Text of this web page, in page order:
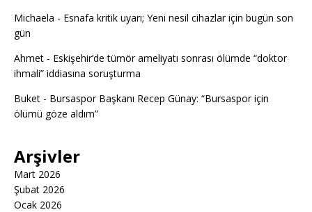
Michaela - Esnafa kritik uyarı; Yeni nesil cihazlar için bugün son
gün
Ahmet - Eskişehir’de tümör ameliyatı sonrası ölümde “doktor
ihmali” iddiasına soruşturma
Buket - Bursaspor Başkanı Recep Günay: “Bursaspor için
ölümü göze aldım”
Arşivler
Mart 2026
Şubat 2026
Ocak 2026